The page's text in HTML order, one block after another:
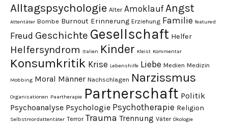
Alltagspsychologie Alter Amoklauf Angst
Attentäter Bombe Burnout Erinnerung Erziehung Familie featured
Freud Geschichte Gesellschaft Helfer
Helfersyndrom Italien Kinder Kleist Kommentar
Konsumkritik Krise Lebenshilfe Liebe Medien Medizin
Mobbing Moral Männer Nachschlagen Narzissmus
Organisationen Paartherapie Partnerschaft Politik
Psychoanalyse Psychologie Psychotherapie Religion
Selbstmordattentäter Terror Trauma Trennung Väter Ökologie